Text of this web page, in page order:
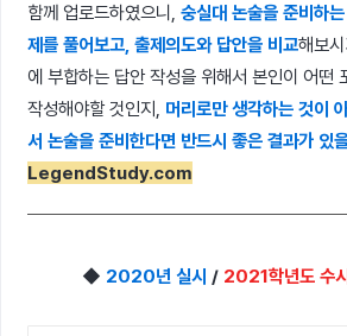
함께 업로드하였으니, 숭실대 논술을 준비하
제를 풀어보고, 출제의도와 답안을 비교해보
에 부합하는 답안 작성을 위해서 본인이 어떤
작성해야할 것인지, 머리로만 생각하는 것이
서 논술을 준비한다면 반드시 좋은 결과가 있
LegendStudy.com
◆ 2020년 실시 / 2021학년도 수